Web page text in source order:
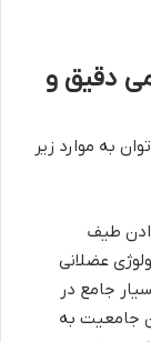
دقیق و
به موارد زیر
طیف
عضلانی
جامع در
جامعیت به